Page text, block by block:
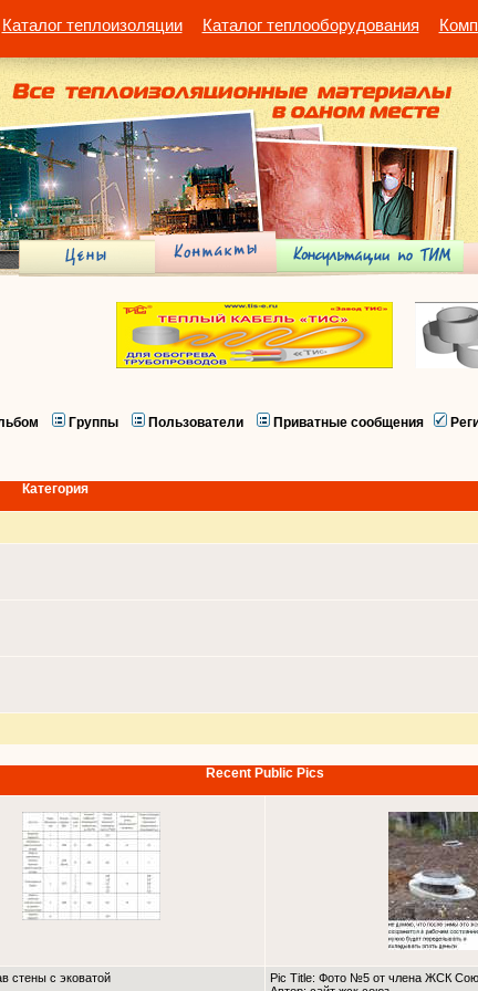
Каталог теплоизоляции Каталог теплооборудования
Группы Пользователи Приватные сообщения
Категория
Recent Public Pics
стены с эковатой
Pic Title: Фото №5 от члена ЖСК